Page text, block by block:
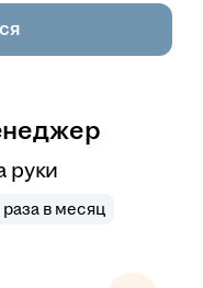
руки
в месяц